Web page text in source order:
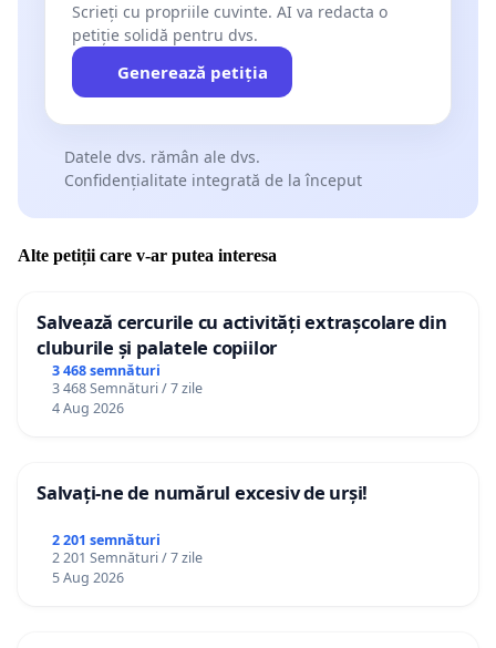
Scrieți cu propriile cuvinte. AI va redacta o
petiție solidă pentru dvs.
Generează petiția
Datele dvs. rămân ale dvs.
Confidențialitate integrată de la început
Alte petiții care v-ar putea interesa
Salvează cercurile cu activități extrașcolare din
cluburile și palatele copiilor
3 468 semnături
3 468 Semnături / 7 zile
4 Aug 2026
Salvați-ne de numărul excesiv de urși!
2 201 semnături
2 201 Semnături / 7 zile
5 Aug 2026